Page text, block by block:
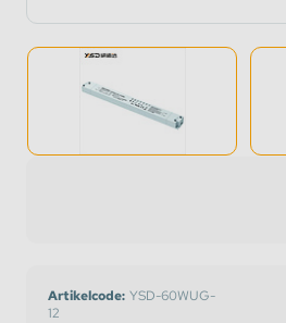
Artikelcode: YSD-60WUG-
12